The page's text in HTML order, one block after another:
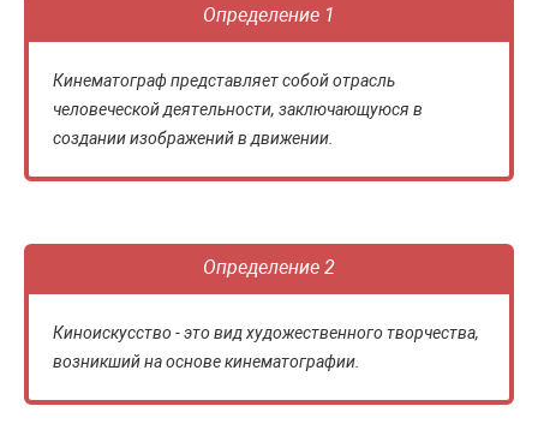
Определение 1
Кинематограф представляет собой отрасль
человеческой деятельности, заключающуюся в
создании изображений в движении.
Определение 2
Киноискусство - это вид художественного творчества,
возникший на основе кинематографии.